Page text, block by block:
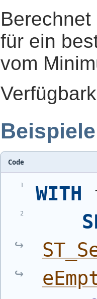
für ein
vom
Beispiele
Code
WITH